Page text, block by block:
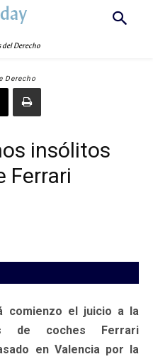
del Derecho
Derecho
insólitos
Ferrari
comienzo el juicio a la
de coches Ferrari
en Valencia por la